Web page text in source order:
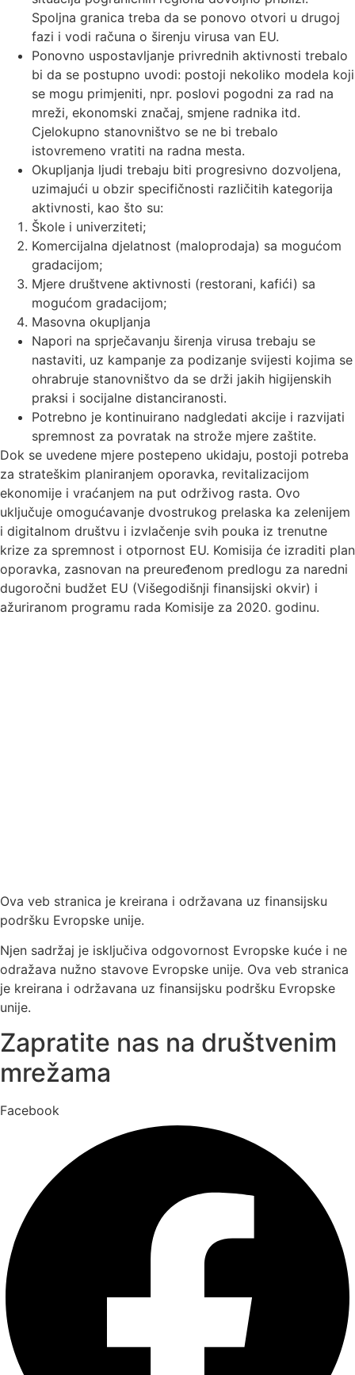
Spoljna granica treba da se ponovo otvori u drugoj
fazi i vodi računa o širenju virusa van EU.
Ponovno uspostavljanje privrednih aktivnosti trebalo
bi da se postupno uvodi: postoji nekoliko modela koji
se mogu primjeniti, npr. poslovi pogodni za rad na
mreži, ekonomski značaj, smjene radnika itd.
Cjelokupno stanovništvo se ne bi trebalo
istovremeno vratiti na radna mesta.
Okupljanja ljudi trebaju biti progresivno dozvoljena,
uzimajući u obzir specifičnosti različitih kategorija
aktivnosti, kao što su:
Škole i univerziteti;
Komercijalna djelatnost (maloprodaja) sa mogućom
gradacijom;
Mjere društvene aktivnosti (restorani, kafići) sa
mogućom gradacijom;
Masovna okupljanja
Napori na sprječavanju širenja virusa trebaju se
nastaviti, uz kampanje za podizanje svijesti kojima se
ohrabruje stanovništvo da se drži jakih higijenskih
praksi i socijalne distanciranosti.
Potrebno je kontinuirano nadgledati akcije i razvijati
spremnost za povratak na strože mjere zaštite.
Dok se uvedene mjere postepeno ukidaju, postoji potreba
za strateškim planiranjem oporavka, revitalizacijom
ekonomije i vraćanjem na put održivog rasta. Ovo
uključuje omogućavanje dvostrukog prelaska ka zelenijem
i digitalnom društvu i izvlačenje svih pouka iz trenutne
krize za spremnost i otpornost EU. Komisija će izraditi plan
oporavka, zasnovan na preuređenom predlogu za naredni
dugoročni budžet EU (Višegodišnji finansijski okvir) i
ažuriranom programu rada Komisije za 2020. godinu.
Ova veb stranica je kreirana i održavana uz finansijsku
podršku Evropske unije.
Njen sadržaj je isključiva odgovornost Evropske kuće i ne
odražava nužno stavove Evropske unije. Ova veb stranica
je kreirana i održavana uz finansijsku podršku Evropske
unije.
Zapratite nas na društvenim
mrežama
Facebook